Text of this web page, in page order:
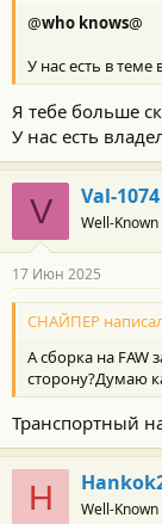
@who knows@
У нас есть в теме
Я тебе больше
У нас есть
V Val-1074
Well-
17 Июн 2025
СНАЙПЕР
А сборка на FAW
сторону?Думаю
Транспортный
H Well-